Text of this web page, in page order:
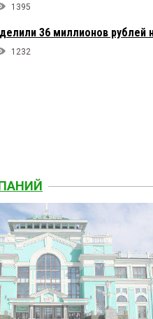
1395
36 миллионов рублей
1232